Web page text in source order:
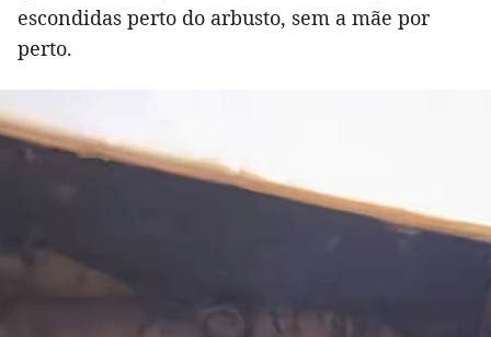
escondidas perto do arbusto, sem a mãe por
perto.